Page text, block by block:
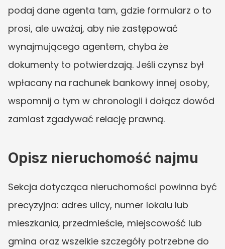
podaj dane agenta tam, gdzie formularz o to
prosi, ale uważaj, aby nie zastępować
wynajmującego agentem, chyba że
dokumenty to potwierdzają. Jeśli czynsz był
wpłacany na rachunek bankowy innej osoby,
wspomnij o tym w chronologii i dołącz dowód
zamiast zgadywać relację prawną.
Opisz nieruchomość najmu
Sekcja dotycząca nieruchomości powinna być
precyzyjna: adres ulicy, numer lokalu lub
mieszkania, przedmieście, miejscowość lub
gmina oraz wszelkie szczegóły potrzebne do